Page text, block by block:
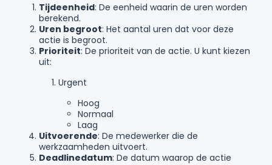
Tijdeenheid: De eenheid waarin de uren worden
berekend.
Uren begroot: Het aantal uren dat voor deze
actie is begroot.
Prioriteit: De prioriteit van de actie. U kunt kiezen
uit:
Urgent
Hoog
Normaal
Laag
Uitvoerende: De medewerker die de
werkzaamheden uitvoert.
Deadlinedatum: De datum waarop de actie